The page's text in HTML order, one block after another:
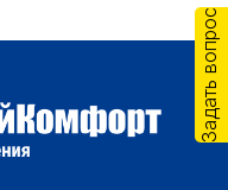
Задать вопрос